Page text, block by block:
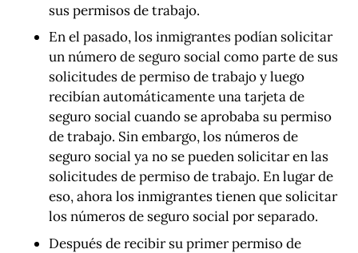
sus permisos de trabajo.
En el pasado, los inmigrantes podían solicitar
un número de seguro social como parte de sus
solicitudes de permiso de trabajo y luego
recibían automáticamente una tarjeta de
seguro social cuando se aprobaba su permiso
de trabajo. Sin embargo, los números de
seguro social ya no se pueden solicitar en las
solicitudes de permiso de trabajo. En lugar de
eso, ahora los inmigrantes tienen que solicitar
los números de seguro social por separado.
Después de recibir su primer permiso de